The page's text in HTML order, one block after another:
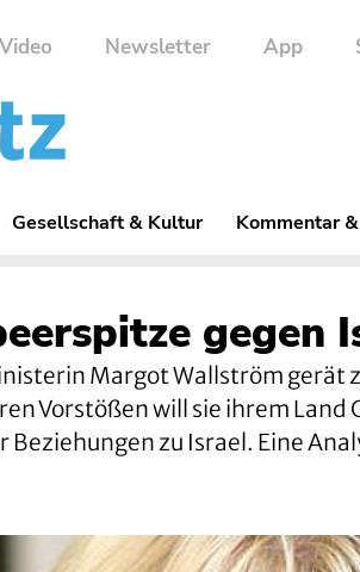
Newsletter App
Gesellschaft & Kultur Kommentar
gegen
Margot Wallström gerät
Vorstößen will sie ihrem
Beziehungen zu Israel. Eine